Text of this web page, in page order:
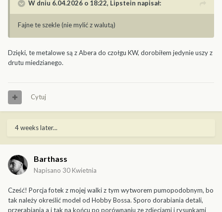
W dniu 6.04.2026 o 18:22, Lipstein napisał:
Fajne te szekle (nie mylić z walutą)
Dzięki, te metalowe są z Abera do czołgu KW, dorobiłem jedynie uszy z
drutu miedzianego.
Cytuj
4 weeks later...
Barthass
Napisano 30 Kwietnia
Cześć! Porcja fotek z mojej walki z tym wytworem pumopodobnym, bo
tak należy określić model od Hobby Bossa. Sporo dorabiania detali,
przerabiania a i tak na końcu po porównaniu ze zdjęciami i rysunkami